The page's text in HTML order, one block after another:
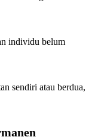
individu belum
sendiri atau berdua,